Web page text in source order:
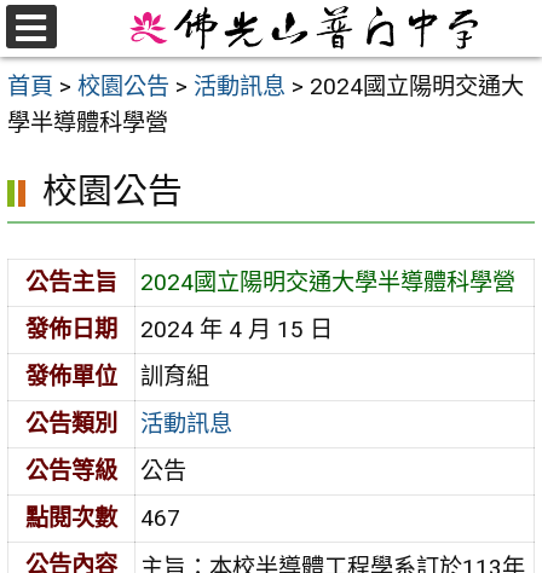
跳
至
主
要
首頁 > 校園公告 > 活動訊息 > 2024國立陽明交通大
學半導體科學營
校園公告
公告主旨
2024國立陽明交通大學半導體科學營
發佈日期
2024 年 4 月 15 日
發佈單位
訓育組
公告類別
活動訊息
公告等級
公告
點閱次數
467
公告內容
選
單